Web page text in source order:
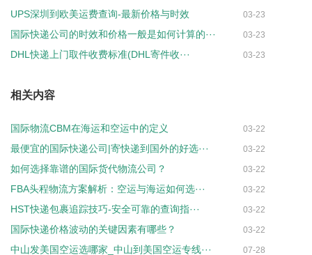
UPS深圳到欧美运费查询-最新价格与时效 03-23
国际快递公司的时效和价格一般是如何计算的··· 03-23
DHL快递上门取件收费标准(DHL寄件收··· 03-23
相关内容
国际物流CBM在海运和空运中的定义 03-22
最便宜的国际快递公司|寄快递到国外的好选··· 03-22
如何选择靠谱的国际货代物流公司？ 03-22
FBA头程物流方案解析：空运与海运如何选··· 03-22
HST快递包裹追踪技巧-安全可靠的查询指··· 03-22
国际快递价格波动的关键因素有哪些？ 03-22
中山发美国空运选哪家_中山到美国空运专线··· 07-28